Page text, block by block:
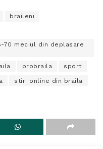
braileni
70 meciul din deplasare
probraila sport
stiri online din braila